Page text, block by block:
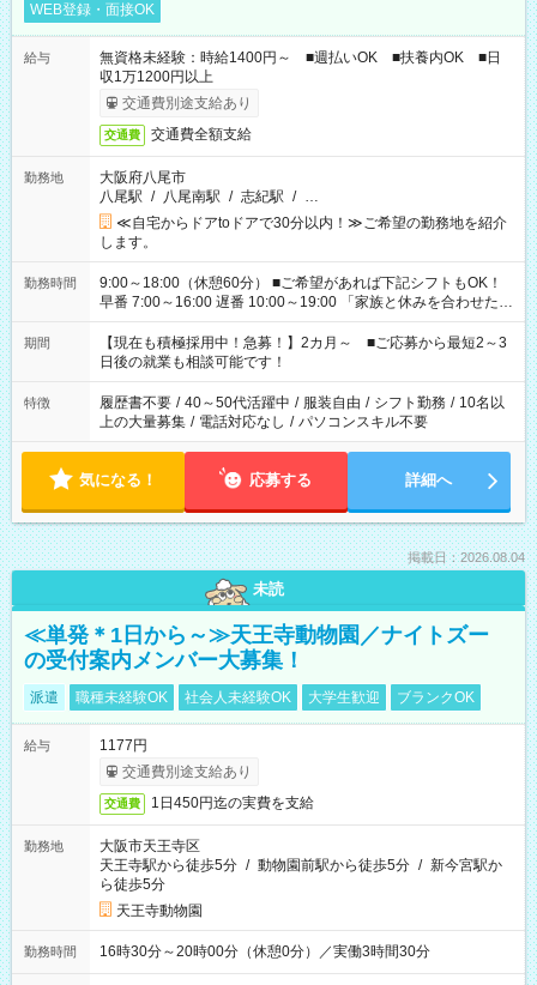
WEB登録・面接OK
給与
無資格未経験：時給1400円～ ■週払いOK ■扶養内OK ■日
収1万1200円以上
交通費別途支給あり
交通費 交通費全額支給
勤務地
大阪府八尾市
八尾駅 / 八尾南駅 / 志紀駅 / …
≪自宅からドアtoドアで30分以内！≫ご希望の勤務地を紹介
します。
勤務時間
9:00～18:00（休憩60分） ■ご希望があれば下記シフトもOK！
早番 7:00～16:00 遅番 10:00～19:00 「家族と休みを合わせた
い」 「余裕を持って夕飯の準備がしたい」 「できれば残業はし
たくない」 など、ご希望を教えてくださいね。 ※Wワーク希望
の方へ 今ご覧のお仕事で希望する勤務時間と、もう1つのお仕事
の勤務時間。 合計で週40時間を超える場合は応募できません。
期間
【現在も積極採用中！急募！】2カ月～ ■ご応募から最短2～3
日後の就業も相談可能です！
特徴 履歴書不要 / 40～50代活躍中 / 服装自由 / シフト勤務 / 10名以
上の大量募集 / 電話対応なし / パソコンスキル不要
気になる！ 応募する 詳細へ
掲載日：2026.08.04
未読
≪単発＊1日から～≫天王寺動物園／ナイトズー
の受付案内メンバー大募集！
派遣 職種未経験OK 社会人未経験OK 大学生歓迎 ブランクOK
給与
1177円
交通費別途支給あり
交通費 1日450円迄の実費を支給
勤務地
大阪市天王寺区
天王寺駅から徒歩5分 / 動物園前駅から徒歩5分 / 新今宮駅か
ら徒歩5分
天王寺動物園
勤務時間 16時30分～20時00分（休憩0分）／実働3時間30分